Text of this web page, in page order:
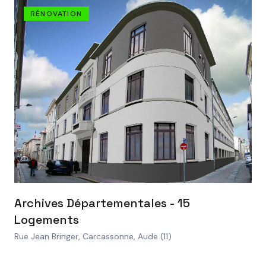
VOIR LE PROJET
RÉNOVATION
Archives Départementales - 15
Logements
Rue Jean Bringer, Carcassonne, Aude (11)